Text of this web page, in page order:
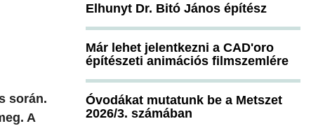
során.
A
Elhunyt Dr. Bitó János építész
Már lehet jelentkezni a CAD'oro
építészeti animációs filmszemlére
Óvodákat mutatunk be a Metszet
2026/3. számában